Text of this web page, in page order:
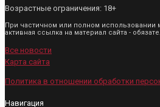
Возрастные ограничения: 18+
При частичном или полном использовании
активная ссылка на материал сайта -
Все новости
Карта сайта
Политика в отношении обработки
Навигация